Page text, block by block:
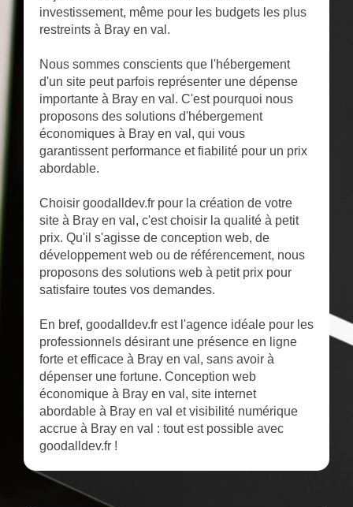
investissement, même pour les budgets les plus
restreints à Bray en val.
Nous sommes conscients que l'hébergement
d'un site peut parfois représenter une dépense
importante à Bray en val. C'est pourquoi nous
proposons des solutions d'hébergement
économiques à Bray en val, qui vous
garantissent performance et fiabilité pour un prix
abordable.
Choisir goodalldev.fr pour la création de votre
site à Bray en val, c'est choisir la qualité à petit
prix. Qu'il s'agisse de conception web, de
développement web ou de référencement, nous
proposons des solutions web à petit prix pour
satisfaire toutes vos demandes.
En bref, goodalldev.fr est l'agence idéale pour les
professionnels désirant une présence en ligne
forte et efficace à Bray en val, sans avoir à
dépenser une fortune. Conception web
économique à Bray en val, site internet
abordable à Bray en val et visibilité numérique
accrue à Bray en val : tout est possible avec
goodalldev.fr !